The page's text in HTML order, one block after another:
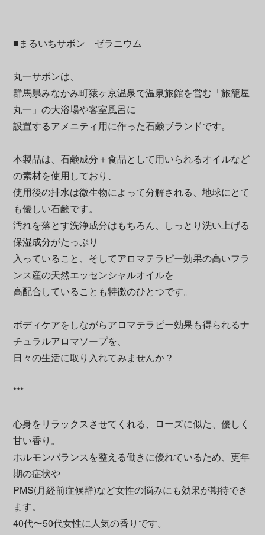
■まるいちサボン ゼラニウム
丸一サボンは、
群馬県みなかみ町猿ヶ京温泉で温泉旅館を営む「旅籠屋
丸一」の大浴場や客室風呂に
設置するアメニティ用に作った石鹸ブランドです。
本製品は、石鹸成分＋食品として用いられるオイルなど
の素材を使用しており、
使用後の排水は微生物によって分解される、地球にとて
も優しい石鹸です。
汚れを落とす洗浄成分はもちろん、しっとり洗い上げる
保湿成分がたっぷり
入っていること、そしてアロマテラピー効果の高いフラ
ンス産の天然エッセンシャルオイルを
高配合していることも特徴のひとつです。
ボディケアをしながらアロマテラピー効果も得られるナ
チュラルアロマソープを、
日々の生活に取り入れてみませんか？
***
心身をリラックスさせてくれる、ローズに似た、優しく
甘い香り。
ホルモンバランスを整える働きに優れているため、更年
期の症状や
PMS(月経前症候群)など女性の悩みにも効果が期待でき
ます。
40代〜50代女性に人気の香りです。